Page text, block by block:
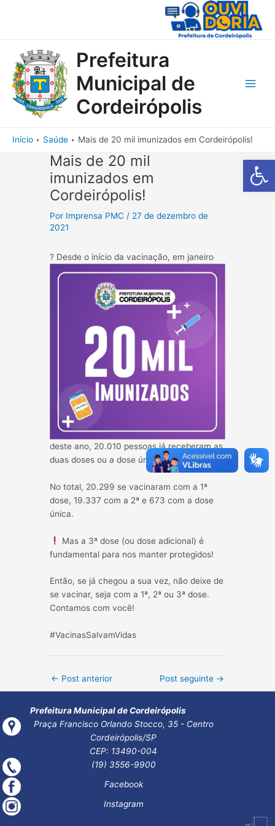
Barra de
Prefeitura
Municipal de
Cordeirópolis
Início Saúde Mais de 20 mil imunizados em Cordeirópolis!
Mais de 20 mil
imunizados em
Cordeirópolis!
Por Imprensa PMC / 27 de dezembro de
2021
? Desde o início da vacinação, em janeiro
deste ano, 20.010 pessoas já receberam as
duas doses ou a dose única contra a covid.
No total, 20.299 se vacinaram com a 1ª
dose, 19.337 com a 2ª e 673 com a dose
única.
Mas a 3ª dose (ou dose adicional) é
fundamental para nos manter protegidos!
Então, se já chegou a sua vez, não deixe de
se vacinar, seja com a 1ª, 2ª ou 3ª dose.
Contamos com você!
#VacinasSalvamVidas
Post
← Post anterior Post seguinte →
Prefeitura Municipal de Cordeirópolis
Praça Francisco Orlando Stocco, 35 - Centro
Cordeirópolis/SP
CEP: 13490-004
(19) 3556-9900
Facebook
Instagram